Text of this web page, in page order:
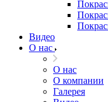
Видео
О нас
О нас
О компании
Галерея